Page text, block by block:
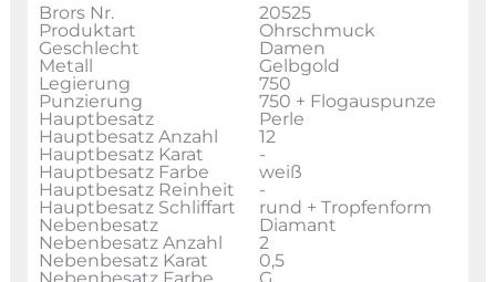
Brors Nr.
20525
Produktart
Ohrschmuck
Geschlecht
Damen
Metall
Gelbgold
Legierung
750
Punzierung
750 + Flogauspunze
Hauptbesatz
Perle
Hauptbesatz Anzahl
12
Hauptbesatz Karat
-
Hauptbesatz Farbe
weiß
Hauptbesatz Reinheit
-
Hauptbesatz Schliffart
rund + Tropfenform
Nebenbesatz
Diamant
Nebenbesatz Anzahl
2
Nebenbesatz Karat
0,5
Nebenbesatz Farbe
G